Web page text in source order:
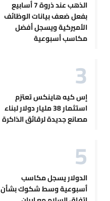
الذهب عند ذروة 7 أسابيع
بفعل ضعف بيانات الوظائف
الأميركية ويسجل أفضل
مكاسب أسبوعية
إس كيه هاينكس تعتزم
استثمار 38 مليار دولار لبناء
مصانع جديدة لرقائق الذاكرة
الدولار يسجل مكاسب
أسبوعية وسط شكوك بشأن